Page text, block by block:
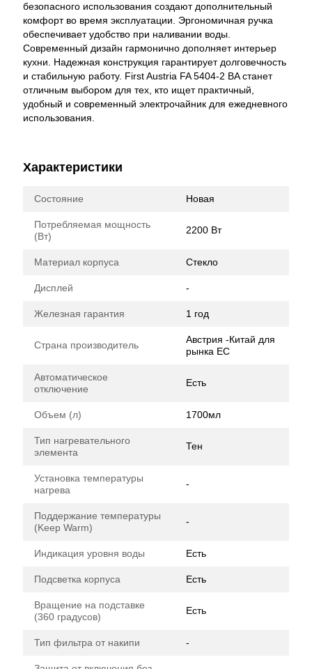
безопасного использования создают дополнительный
комфорт во время эксплуатации. Эргономичная ручка
обеспечивает удобство при наливании воды.
Современный дизайн гармонично дополняет интерьер
кухни. Надежная конструкция гарантирует долговечность
и стабильную работу. First Austria FA 5404-2 BA станет
отличным выбором для тех, кто ищет практичный,
удобный и современный электрочайник для ежедневного
использования.
Характеристики
Состояние Новая
Потребляемая мощность
(Вт)
2200 Вт
Материал корпуса Стекло
Дисплей -
Железная гарантия 1 год
Страна производитель
Австрия -Китай для
рынка ЕС
Автоматическое
отключение
Есть
Объем (л) 1700мл
Тип нагревательного
элемента
Тен
Установка температуры
нагрева
-
Поддержание температуры
(Keep Warm)
-
Индикация уровня воды Есть
Подсветка корпуса Есть
Вращение на подставке
(360 градусов)
Есть
Тип фильтра от накипи -